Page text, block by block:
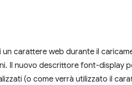
carattere web durante il
Il nuovo descrittore font-display
(o come verrà utilizzato il